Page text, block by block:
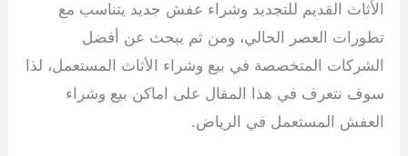
الأثاث القديم للتجديد وشراء عفش جديد يتناسب مع
تطورات العصر الحالي، ومن ثم يبحث عن أفضل
الشركات المتخصصة في بيع وشراء الأثاث المستعمل، لذا
سوف نتعرف في هذا المقال على اماكن بيع وشراء
العفش المستعمل في الرياض.